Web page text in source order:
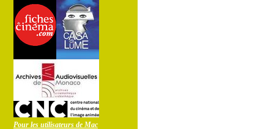
Pour les utilisateurs de Mac